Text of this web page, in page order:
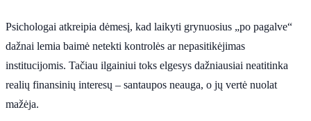
Psichologai atkreipia dėmesį, kad laikyti grynuosius „po pagalve“
dažnai lemia baimė netekti kontrolės ar nepasitikėjimas
institucijomis. Tačiau ilgainiui toks elgesys dažniausiai neatitinka
realių finansinių interesų – santaupos neauga, o jų vertė nuolat
mažėja.